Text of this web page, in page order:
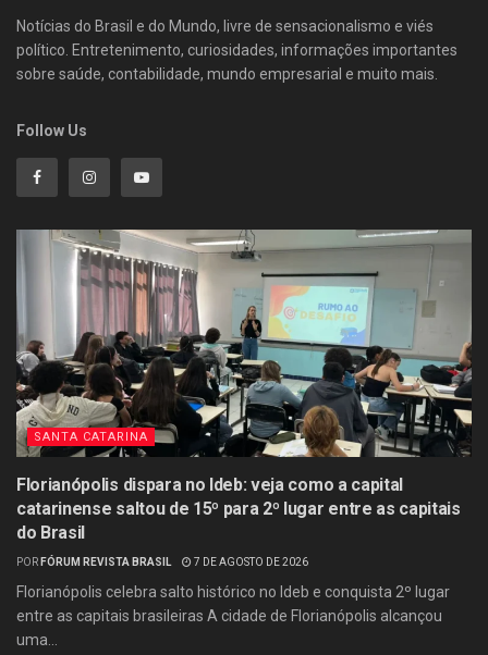
Notícias do Brasil e do Mundo, livre de sensacionalismo e viés
político. Entretenimento, curiosidades, informações importantes
sobre saúde, contabilidade, mundo empresarial e muito mais.
Follow Us
SANTA CATARINA
Florianópolis dispara no Ideb: veja como a capital
catarinense saltou de 15º para 2º lugar entre as capitais
do Brasil
POR FÓRUM REVISTA BRASIL 7 DE AGOSTO DE 2026
Florianópolis celebra salto histórico no Ideb e conquista 2º lugar
entre as capitais brasileiras A cidade de Florianópolis alcançou
uma...